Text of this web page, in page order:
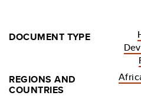
DOCUMENT TYPE
REGIONS AND
COUNTRIES